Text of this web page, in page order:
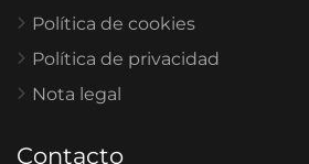
Política de cookies
Política de privacidad
Nota legal
Contacto